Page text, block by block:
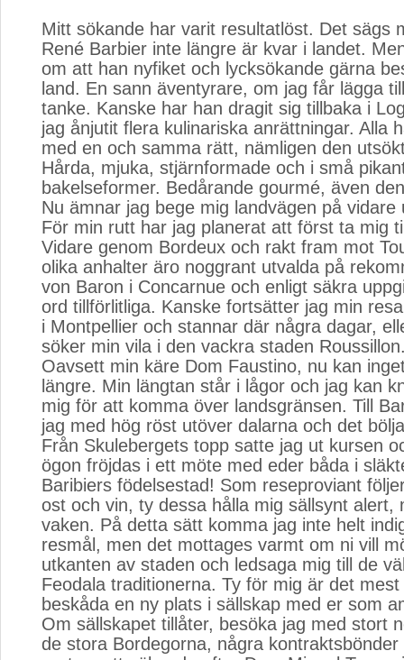
Mitt sökande har varit resultatlöst. Det sägs
René Barbier inte längre är kvar i landet.
om att han nyfiket och lycksökande gärna
land. En sann äventyrare, om jag får lägga
tanke. Kanske har han dragit sig tillbaka i
jag ånjutit flera kulinariska anrättningar. Alla
med en och samma rätt, nämligen den
Hårda, mjuka, stjärnformade och i små
bakelseformer. Bedårande gourmé, även
Nu ämnar jag bege mig landvägen på vidare
För min rutt har jag planerat att först ta mig
Vidare genom Bordeux och rakt fram mot
olika anhalter äro noggrant utvalda på
von Baron i Concarnue och enligt säkra
ord tillförlitliga. Kanske fortsätter jag min
i Montpellier och stannar där några dagar,
söker min vila i den vackra staden
Oavsett min käre Dom Faustino, nu kan
längre. Min längtan står i lågor och jag kan
mig för att komma över landsgränsen. Till
jag med hög röst utöver dalarna och det
Från Skulebergets topp satte jag ut kursen
ögon fröjdas i ett möte med eder båda i
Baribiers födelsestad! Som reseproviant
ost och vin, ty dessa hålla mig sällsynt alert,
vaken. På detta sätt komma jag inte helt
resmål, men det mottages varmt om ni vill
utkanten av staden och ledsaga mig till de
Feodala traditionerna. Ty för mig är det
beskåda en ny plats i sällskap med er som
Om sällskapet tillåter, besöka jag med stort
de stora Bordegorna, några